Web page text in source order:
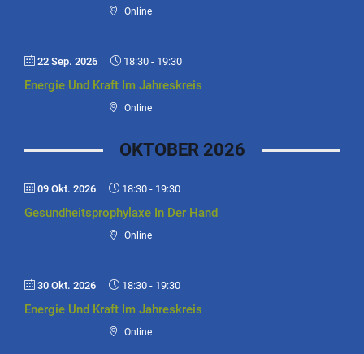
Online
22 Sep. 2026 18:30 - 19:30
Energie Und Kraft Im Jahreskreis
Online
OKTOBER 2026
09 Okt. 2026 18:30 - 19:30
Gesundheitsprophylaxe In Der Hand
Online
30 Okt. 2026 18:30 - 19:30
Energie Und Kraft Im Jahreskreis
Online